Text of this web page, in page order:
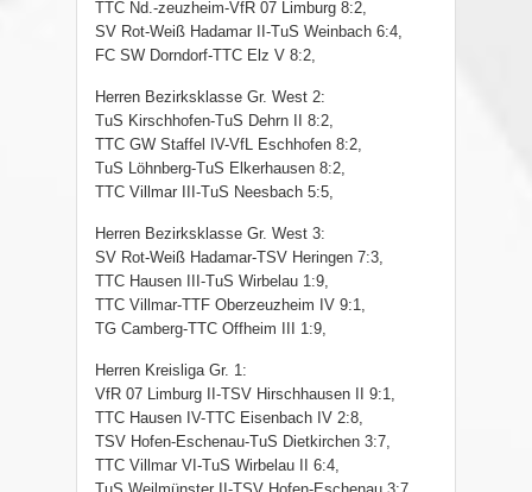
TTC Nd.-zeuzheim-VfR 07 Limburg 8:2,
SV Rot-Weiß Hadamar II-TuS Weinbach 6:4,
FC SW Dorndorf-TTC Elz V 8:2,
Herren Bezirksklasse Gr. West 2:
TuS Kirschhofen-TuS Dehrn II 8:2,
TTC GW Staffel IV-VfL Eschhofen 8:2,
TuS Löhnberg-TuS Elkerhausen 8:2,
TTC Villmar III-TuS Neesbach 5:5,
Herren Bezirksklasse Gr. West 3:
SV Rot-Weiß Hadamar-TSV Heringen 7:3,
TTC Hausen III-TuS Wirbelau 1:9,
TTC Villmar-TTF Oberzeuzheim IV 9:1,
TG Camberg-TTC Offheim III 1:9,
Herren Kreisliga Gr. 1:
VfR 07 Limburg II-TSV Hirschhausen II 9:1,
TTC Hausen IV-TTC Eisenbach IV 2:8,
TSV Hofen-Eschenau-TuS Dietkirchen 3:7,
TTC Villmar VI-TuS Wirbelau II 6:4,